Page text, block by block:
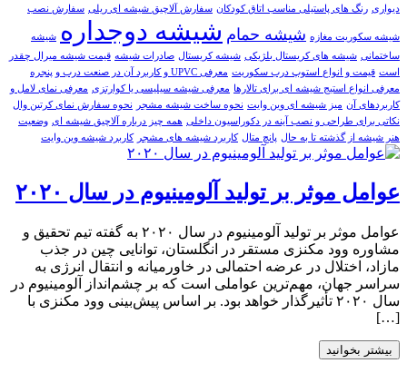
دیواری رنگ های پاستیلی مناسب اتاق کودکان سفارش آلاچیق شیشه ای ریلی سفارش نصب
شیشه سکوریت مغازه شیشه حمام شیشه دوجداره شیشه
ساختمانی شیشه های کریستال بلژیکی شیشه کریستال صادرات شیشه قیمت شیشه میرال چقدر
است قیمت و انواع استوپ درب سکوریت معرفی UPVC و کاربرد آن در صنعت درب و پنجره
معرفی انواع استیج شیشه ای برای تالارها
معرفی شیشه سیلیسی یا کوارتزی معرفی نمای لامل و
کاربردهای آن میز شیشه ای وین وایت نحوه ساخت شیشه مشجر
نحوه سفارش نمای کرتین وال
نکاتی برای طراحی و نصب آینه در دکوراسیون داخلی همه چیز درباره آلاچیق شیشه ای وضعیت
هنر شیشه از گذشته تا به حال پانچ متال کاربرد شیشه های مشجر کاربرد شیشه وین وایت
عوامل موثر بر تولید آلومینیوم در سال ۲۰۲۰
عوامل موثر بر تولید آلومینیوم در سال ۲۰۲۰ به گفته تیم تحقیق و
مشاوره وود مکنزی مستقر در انگلستان، توانایی چین در جذب
مازاد، اختلال در عرضه احتمالی در خاورمیانه و انتقال انرژی به
سراسر جهان، مهم‌ترین عواملی است که بر چشم‌انداز آلومینیوم در
سال ۲۰۲۰ تأثیرگذار خواهد بود. بر اساس پیش‌بینی وود مکنزی با
[…]
بیشتر بخوانید